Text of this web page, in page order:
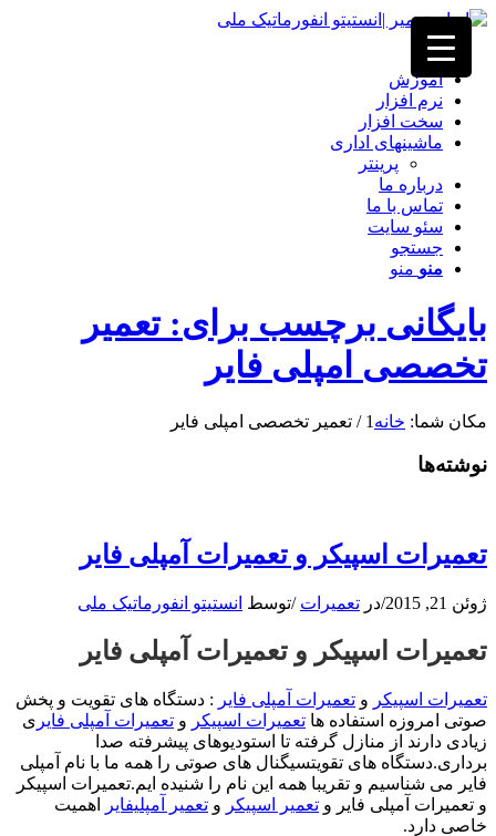
خانه
آموزش
نرم افزار
سخت افزار
ماشینهای اداری
پرینتر
درباره ما
تماس با ما
سئو سایت
جستجو
منو منو
بایگانی برچسب برای: تعمیر
تخصصی امپلی فایر
مکان شما: خانه 1
/ تعمیر تخصصی امپلی فایر
نوشته‌ها
تعمیرات اسپیکر و تعمیرات آمپلی فایر
ژوئن 21, 2015 /در تعمیرات /توسط انستیتو انفورماتیک ملی
تعمیرات اسپیکر و تعمیرات آمپلی فایر
تعمیرات اسپیکر و تعمیرات آمپلی فایر : دستگاه های تقویت و پخش
صوتی امروزه استفاده ها تعمیرات اسپیکر و تعمیرات آمپلی فایر ی
زیادی دارند از منازل گرفته تا استودیوهای پیشرفته صدا
برداری.دستگاه های تقویتسیگنال های صوتی را همه ما با نام آمپلی
فایر می شناسیم و تقریبا همه این نام را شنیده ایم.تعمیرات اسپیکر
و تعمیرات آمپلی فایر و تعمیر اسپیکر و تعمیر آمپلیفایر
اهمیت
خاصی دارد.